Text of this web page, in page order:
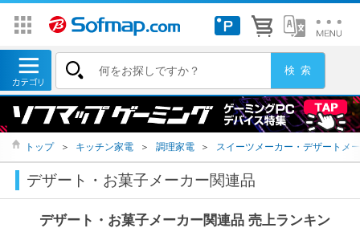
トップ ＞ キッチン家電 ＞ 調理家電 ＞ スイーツメーカー・デザートメ
デザート・お菓子メーカー関連品
デザート・お菓子メーカー関連品 売上ランキン